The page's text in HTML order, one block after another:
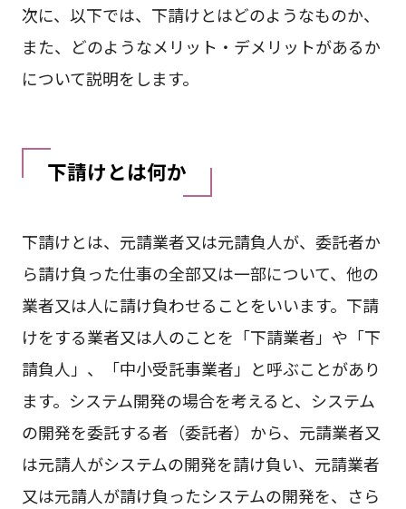
次に、以下では、下請けとはどのようなものか、
また、どのようなメリット・デメリットがあるか
について説明をします。
下請けとは何か
下請けとは、元請業者又は元請負人が、委託者か
ら請け負った仕事の全部又は一部について、他の
業者又は人に請け負わせることをいいます。下請
けをする業者又は人のことを「下請業者」や「下
請負人」、「中小受託事業者」と呼ぶことがあり
ます。システム開発の場合を考えると、システム
の開発を委託する者（委託者）から、元請業者又
は元請人がシステムの開発を請け負い、元請業者
又は元請人が請け負ったシステムの開発を、さら